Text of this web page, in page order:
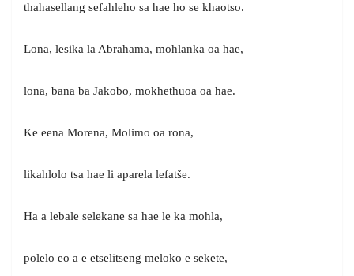
thahasellang sefahleho sa hae ho se khaotso.
Lona, lesika la Abrahama, mohlanka oa hae,
lona, bana ba Jakobo, mokhethuoa oa hae.
Ke eena Morena, Molimo oa rona,
likahlolo tsa hae li aparela lefatše.
Ha a lebale selekane sa hae le ka mohla,
polelo eo a e etselitseng meloko e sekete,